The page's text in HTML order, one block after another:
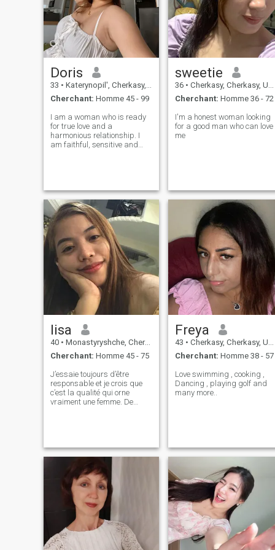
Doris
33 • Katerynopil', Cherkasy, Ukraine
Cherchant: Homme 45 - 99
I am a woman who is ready
for true love and a
harmonious relationship. I
am faithful, sensitive and
understanding. I value
emotional intimacy, share
sweetie
36 • Cherkasy, Cherkasy, Ukraine
Cherchant: Homme 36 - 72
I'm a honest woman looking
for a good man who can love
me
lisa
40 • Monastyryshche, Cherkasy, Ukraine
Cherchant: Homme 45 - 75
J’essaie toujours d’être
responsable et je crois que
c’est la qualité qui orne
vraiment une femme. De
forme. J’aime m’entourer de
personnes gentilles et
réceptives, il est toujours plus
facile et plus agréable de
communiquer avec elles, car
la sincérité et la
compréhension rendent toute
interaction plus chaleureuse
et plus profonde. Je vais
régulièrement à la salle de
gym, en prêtant attention non
Freya
43 • Cherkasy, Cherkasy, Ukraine
Cherchant: Homme 38 - 57
Love swimming , cooking ,
Dancing , playing golf and
many more..